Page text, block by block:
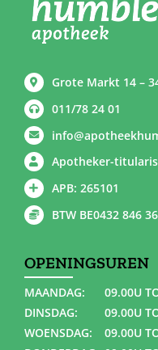
Grote Markt 14 –
011/78 24 01
Apotheker-
APB: 265101
BTW BE0432 846
OPENINGSUREN
MAANDAG:
09.00U
DINSDAG:
09.00U
WOENSDAG:
09.00U